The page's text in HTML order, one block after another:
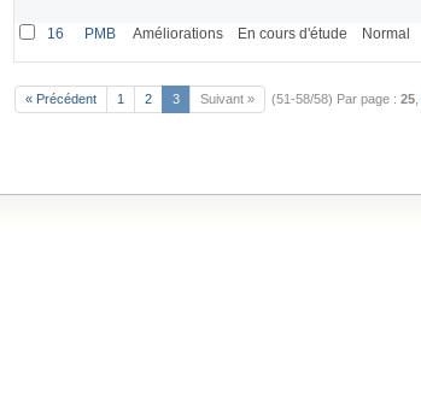
16 PMB Améliorations En cours d'étude Normal
« Précédent 1 2 3 Suivant » (51-58/58) Par page : 25